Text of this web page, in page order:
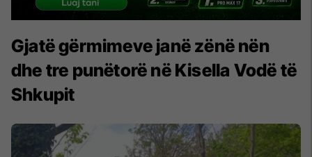
Gjatë gërmimeve janë zënë nën
dhe tre punëtorë në Kisella Vodë të
Shkupit